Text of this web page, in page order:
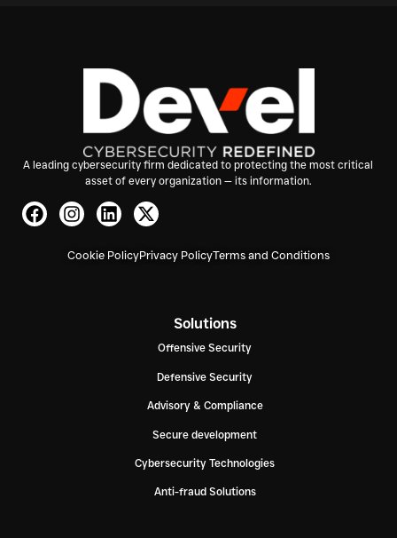
A leading cybersecurity firm dedicated to protecting the most critical
asset of every organization — its information.
Cookie PolicyPrivacy PolicyTerms and Conditions
Solutions
Offensive Security
Defensive Security
Advisory & Compliance
Secure development
Cybersecurity Technologies
Anti-fraud Solutions